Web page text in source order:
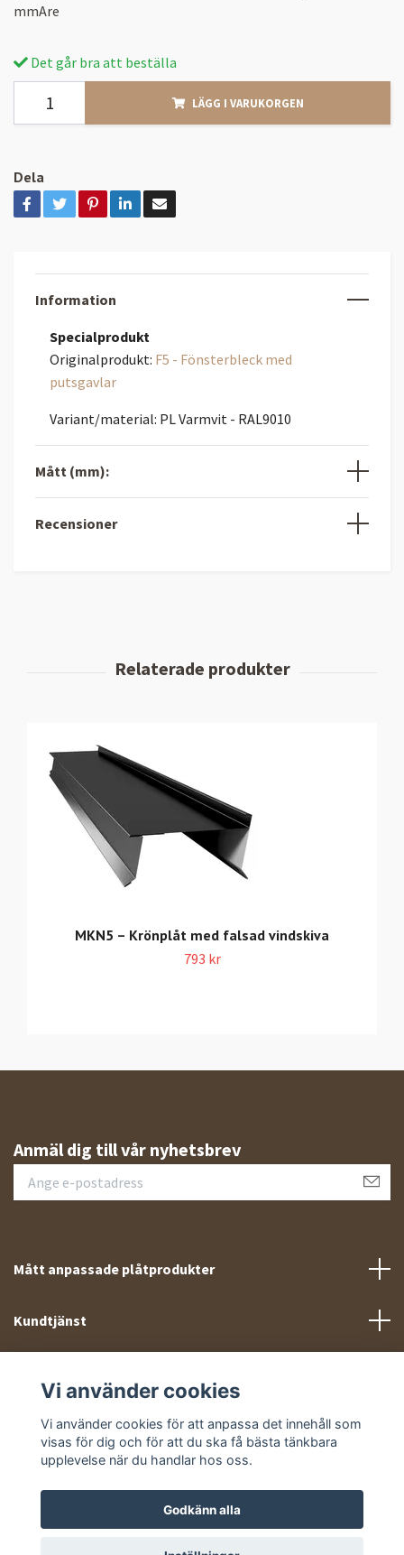
mmAre
Det går bra att beställa
LÄGG I VARUKORGEN
Dela
Information
Specialprodukt
Originalprodukt: F5 - Fönsterbleck med
putsgavlar
Variant/material: PL Varmvit - RAL9010
Mått (mm):
Recensioner
MKN5 – Krönplåt med falsad vindskiva
793 kr
Anmäl dig till vår nyhetsbrev
Mått anpassade plåtprodukter
Kundtjänst
Sociala medier
© 2026 Takprofiler.se
Vi använder cookies
Vi använder cookies för att anpassa det innehåll som
visas för dig och för att du ska få bästa tänkbara
upplevelse när du handlar hos oss.
Godkänn alla